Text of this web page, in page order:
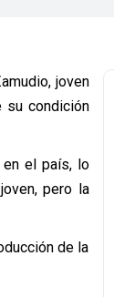
joven
su condición
en el país, lo
pero la
de la